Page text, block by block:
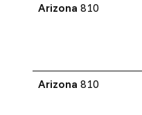
Arizona 810
Arizona 810